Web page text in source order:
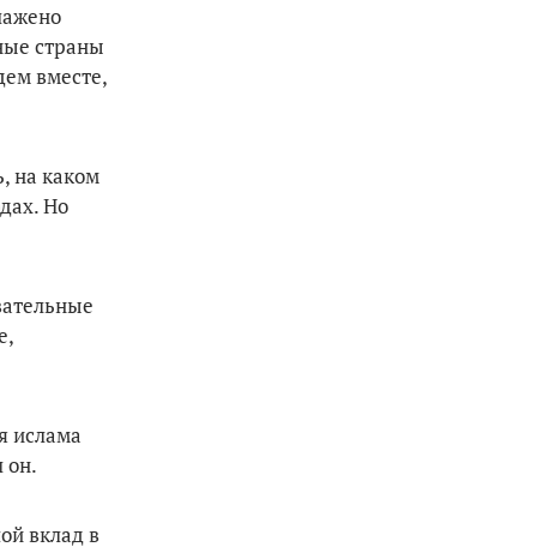
страны
вместе,
на каком
Но
ислама
он.
вклад в